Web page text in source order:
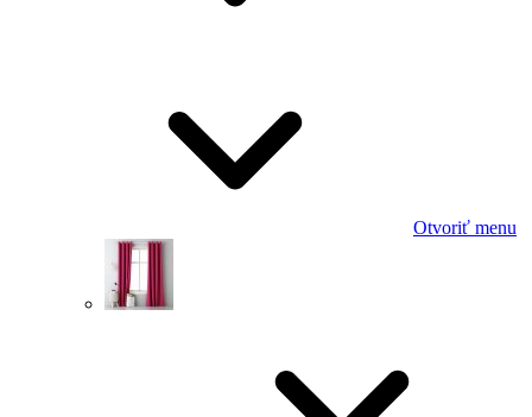
Otvoriť menu